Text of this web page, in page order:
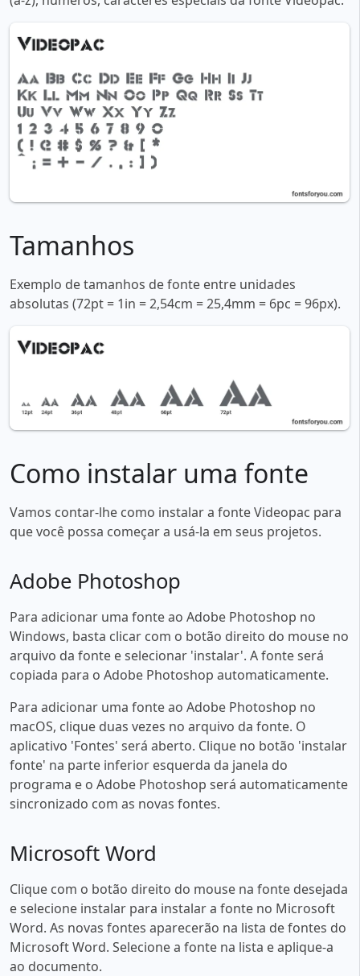
Tamanhos
Exemplo de tamanhos de fonte entre unidades
absolutas (72pt = 1in = 2,54cm = 25,4mm = 6pc = 96px).
Como instalar uma fonte
Vamos contar-lhe como instalar a fonte Videopac para
que você possa começar a usá-la em seus projetos.
Adobe Photoshop
Para adicionar uma fonte ao Adobe Photoshop no
Windows, basta clicar com o botão direito do mouse no
arquivo da fonte e selecionar 'instalar'. A fonte será
copiada para o Adobe Photoshop automaticamente.
Para adicionar uma fonte ao Adobe Photoshop no
macOS, clique duas vezes no arquivo da fonte. O
aplicativo 'Fontes' será aberto. Clique no botão 'instalar
fonte' na parte inferior esquerda da janela do
programa e o Adobe Photoshop será automaticamente
sincronizado com as novas fontes.
Microsoft Word
Clique com o botão direito do mouse na fonte desejada
e selecione instalar para instalar a fonte no Microsoft
Word. As novas fontes aparecerão na lista de fontes do
Microsoft Word. Selecione a fonte na lista e aplique-a
ao documento.